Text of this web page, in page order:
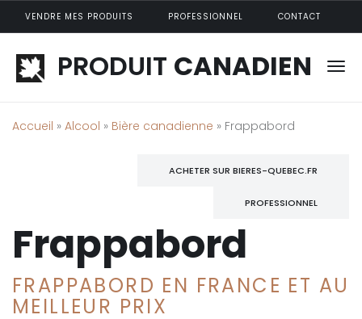
Aller au contenu principal
VENDRE MES PRODUITS PROFESSIONNEL CONTACT
PRODUIT CANADIEN
Accueil » Alcool » Bière canadienne » Frappabord
ACHETER SUR BIERES-QUEBEC.FR
PROFESSIONNEL
Frappabord
FRAPPABORD EN FRANCE ET AU
MEILLEUR PRIX